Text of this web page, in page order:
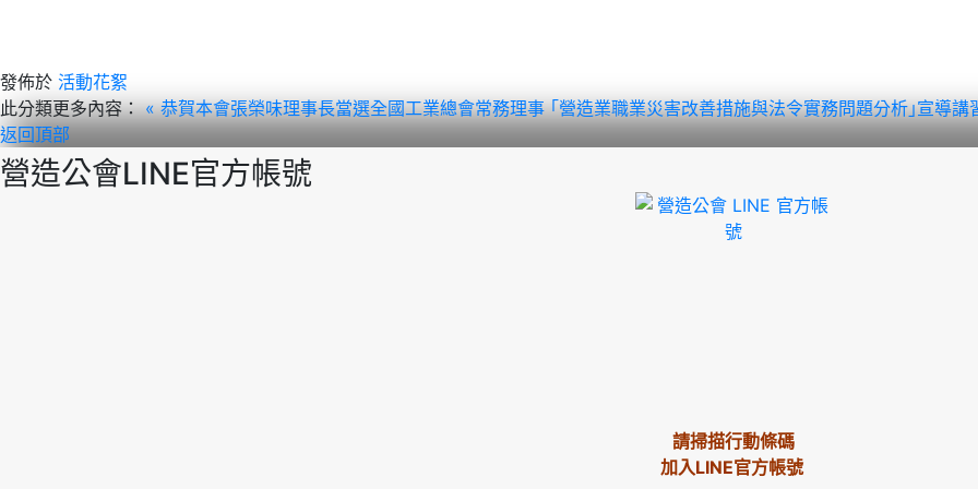
發佈於 活動花絮
此分類更多內容： « 恭賀本會張榮味理事長當選全國工業總會常務理事｢營造業職業災害改善措施與法令實務問題分析｣宣導講
返回頂部
營造公會LINE官方帳號
請掃描行動條碼
加入LINE官方帳號